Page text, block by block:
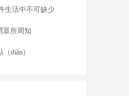
生活中不可缺少
眾所周知
diǎn）